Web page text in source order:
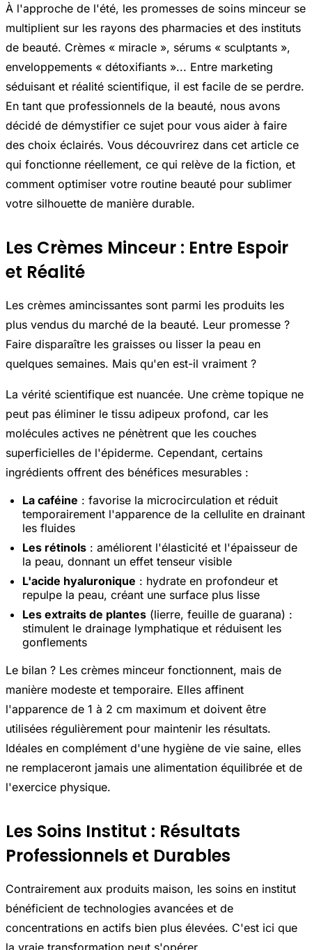
À l'approche de l'été, les promesses de soins minceur se
multiplient sur les rayons des pharmacies et des instituts
de beauté. Crèmes « miracle », sérums « sculptants »,
enveloppements « détoxifiants »... Entre marketing
séduisant et réalité scientifique, il est facile de se perdre.
En tant que professionnels de la beauté, nous avons
décidé de démystifier ce sujet pour vous aider à faire
des choix éclairés. Vous découvrirez dans cet article ce
qui fonctionne réellement, ce qui relève de la fiction, et
comment optimiser votre routine beauté pour sublimer
votre silhouette de manière durable.
Les Crèmes Minceur : Entre Espoir
et Réalité
Les crèmes amincissantes sont parmi les produits les
plus vendus du marché de la beauté. Leur promesse ?
Faire disparaître les graisses ou lisser la peau en
quelques semaines. Mais qu'en est-il vraiment ?
La vérité scientifique est nuancée. Une crème topique ne
peut pas éliminer le tissu adipeux profond, car les
molécules actives ne pénètrent que les couches
superficielles de l'épiderme. Cependant, certains
ingrédients offrent des bénéfices mesurables :
La caféine : favorise la microcirculation et réduit
temporairement l'apparence de la cellulite en drainant
les fluides
Les rétinols : améliorent l'élasticité et l'épaisseur de
la peau, donnant un effet tenseur visible
L'acide hyaluronique : hydrate en profondeur et
repulpe la peau, créant une surface plus lisse
Les extraits de plantes (lierre, feuille de guarana) :
stimulent le drainage lymphatique et réduisent les
gonflements
Le bilan ? Les crèmes minceur fonctionnent, mais de
manière modeste et temporaire. Elles affinent
l'apparence de 1 à 2 cm maximum et doivent être
utilisées régulièrement pour maintenir les résultats.
Idéales en complément d'une hygiène de vie saine, elles
ne remplaceront jamais une alimentation équilibrée et de
l'exercice physique.
Les Soins Institut : Résultats
Professionnels et Durables
Contrairement aux produits maison, les soins en institut
bénéficient de technologies avancées et de
concentrations en actifs bien plus élevées. C'est ici que
la vraie transformation peut s'opérer.